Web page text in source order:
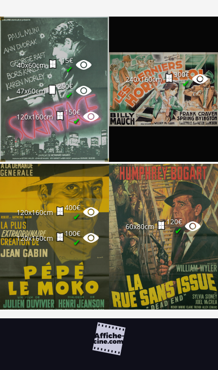
40x60cm
15€
✔
47x60cm
250€
✔
120x160cm
150€
✔
240x160cm
300€
✔
120x160cm
400€
✔
120x160cm
100€
✔
60x80cm
120€
✔